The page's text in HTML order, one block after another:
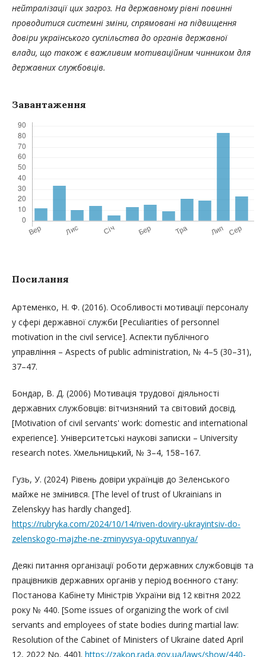
нейтралізації цих загроз. На державному рівні повинні
проводитися системні зміни, спрямовані на підвищення
довіри українського суспільства до органів державної
влади, що також є важливим мотиваційним чинником для
державних службовців.
Завантаження
Посилання
Артеменко, Н. Ф. (2016). Особливості мотивації персоналу
у сфері державної служби [Peculiarities of personnel
motivation in the civil service]. Аспекти публічного
управління – Aspects of public administration, № 4–5 (30–31),
37–47.
Бондар, В. Д. (2006) Мотивація трудової діяльності
державних службовців: вітчизняний та світовий досвід.
[Motivation of civil servants' work: domestic and international
experience]. Університетські наукові записки – University
research notes. Хмельницький, № 3–4, 158–167.
Гузь, У. (2024) Рівень довіри українців до Зеленського
майже не змінився. [The level of trust of Ukrainians in
Zelenskyy has hardly changed].
https://rubryka.com/2024/10/14/riven-doviry-ukrayintsiv-do-
zelenskogo-majzhe-ne-zminyvsya-opytuvannya/
Деякі питання організації роботи державних службовців та
працівників державних органів у період воєнного стану:
Постанова Кабінету Міністрів України від 12 квітня 2022
року № 440. [Some issues of organizing the work of civil
servants and employees of state bodies during martial law:
Resolution of the Cabinet of Ministers of Ukraine dated April
12, 2022 No. 440]. https://zakon.rada.gov.ua/laws/show/440-